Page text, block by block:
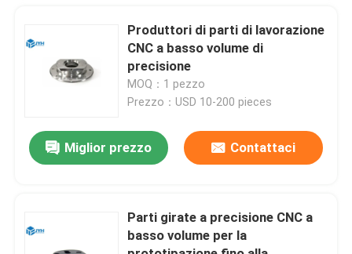
Controllo di qualità
Notizie
Richieda una citazione
Produttori di parti di lavorazione
CNC a basso volume di
precisione
MOQ：1 pezzo
Prezzo：USD 10-200 pieces
Miglior prezzo Contattaci
Parti girate a precisione CNC a
basso volume per la